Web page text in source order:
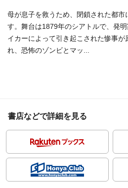
母が息子を救うため、閉鎖された都市
す。舞台は1879年のシアトルで、発
イカーによって引き起こされた惨事が
れ、恐怖のゾンビとマッ...
書店などで詳細を見る